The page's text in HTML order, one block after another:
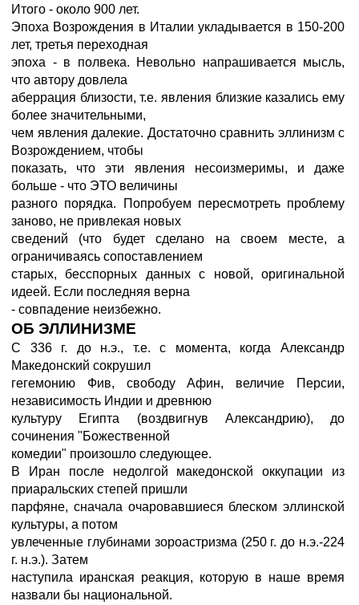
Итого - около 900 лет.
Эпоха Возрождения в Италии укладывается в 150-200
лет, третья переходная
эпоха - в полвека. Невольно напрашивается мысль,
что автору довлела
аберрация близости, т.е. явления близкие казались ему
более значительными,
чем явления далекие. Достаточно сравнить эллинизм с
Возрождением, чтобы
показать, что эти явления несоизмеримы, и даже
больше - что ЭТО величины
разного порядка. Попробуем пересмотреть проблему
заново, не привлекая новых
сведений (что будет сделано на своем месте, а
ограничиваясь сопоставлением
старых, бесспорных данных с новой, оригинальной
идеей. Если последняя верна
- совпадение неизбежно.
ОБ ЭЛЛИНИЗМЕ
С 336 г. до н.э., т.е. с момента, когда Александр
Македонский сокрушил
гегемонию Фив, свободу Афин, величие Персии,
независимость Индии и древнюю
культуру Египта (воздвигнув Александрию), до
сочинения "Божественной
комедии" произошло следующее.
В Иран после недолгой македонской оккупации из
приаральских степей пришли
парфяне, сначала очаровавшиеся блеском эллинской
культуры, а потом
увлеченные глубинами зороастризма (250 г. до н.э.-224
г. н.э.). Затем
наступила иранская реакция, которую в наше время
назвали бы национальной.